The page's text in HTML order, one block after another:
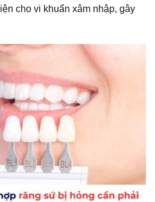
cho vi khuẩn xâm nhập, gây